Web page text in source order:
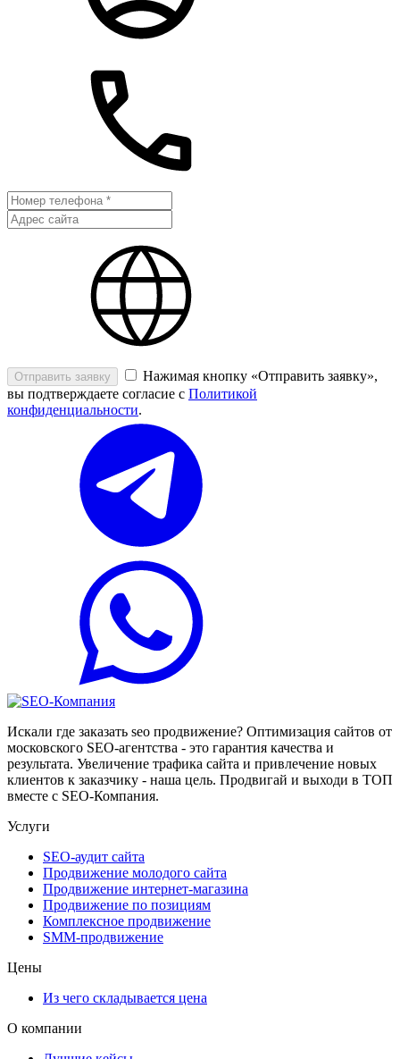
Отправить заявку
Нажимая кнопку «Отправить заявку»,
вы подтверждаете согласие с Политикой
конфиденциальности.
Искали где заказать seo продвижение? Оптимизация сайтов от
московского SEO-агентства - это гарантия качества и
результата. Увеличение трафика сайта и привлечение новых
клиентов к заказчику - наша цель. Продвигай и выходи в ТОП
вместе с SEO-Компания.
Услуги
SEO-аудит сайта
Продвижение молодого сайта
Продвижение интернет-магазина
Продвижение по позициям
Комплексное продвижение
SMM-продвижение
Цены
Из чего складывается цена
О компании